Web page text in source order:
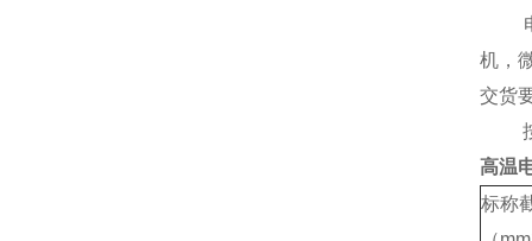
电
机，
交货
按
高温
标称